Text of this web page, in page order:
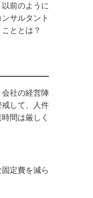
前のように
サルタント
ととは？
社の経営陣
して、人件
間は厳しく
定費を減ら